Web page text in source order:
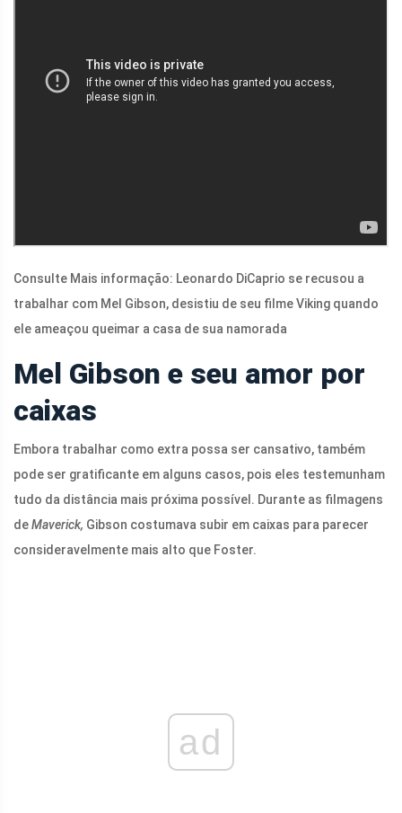
Consulte Mais informação: Leonardo DiCaprio se recusou a
trabalhar com Mel Gibson, desistiu de seu filme Viking quando
ele ameaçou queimar a casa de sua namorada
Mel Gibson e seu amor por
caixas
Embora trabalhar como extra possa ser cansativo, também
pode ser gratificante em alguns casos, pois eles testemunham
tudo da distância mais próxima possível. Durante as filmagens
deMaverick, Gibson costumava subir em caixas para parecer
consideravelmente mais alto que Foster.
ad